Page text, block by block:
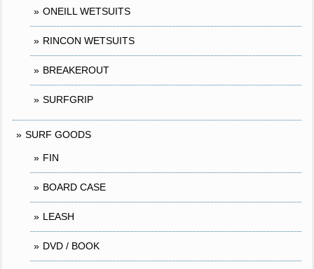
ONEILL WETSUITS
RINCON WETSUITS
BREAKEROUT
SURFGRIP
SURF GOODS
FIN
BOARD CASE
LEASH
DVD / BOOK